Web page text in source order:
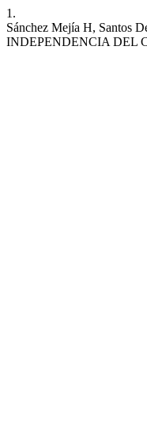
1.
Sánchez Mejía H,
INDEPENDENCIA DEL